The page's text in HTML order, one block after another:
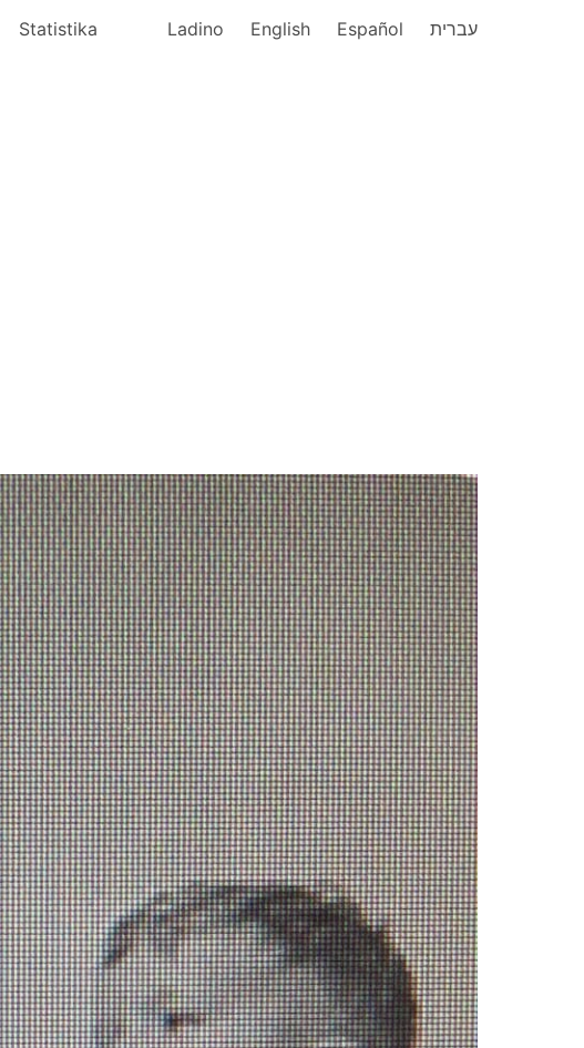
Statistika Ladino English Español עברית